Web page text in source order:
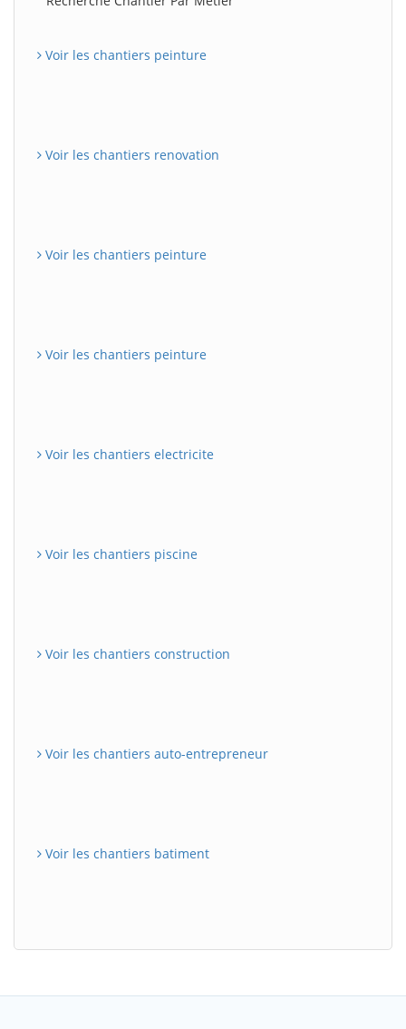
Voir les chantiers peinture
Voir les chantiers renovation
Voir les chantiers peinture
Voir les chantiers peinture
Voir les chantiers electricite
Voir les chantiers piscine
Voir les chantiers construction
Voir les chantiers auto-entrepreneur
Voir les chantiers batiment